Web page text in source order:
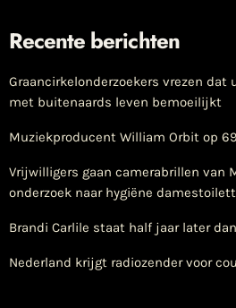
Recente berichten
Graancirkelonderzoekers vrezen
met buitenaards leven bemoeilijkt
Muziekproducent William Orbit op
Vrijwilligers gaan camerabrillen van
onderzoek naar hygiëne
Brandi Carlile staat half jaar later
Nederland krijgt radiozender voor